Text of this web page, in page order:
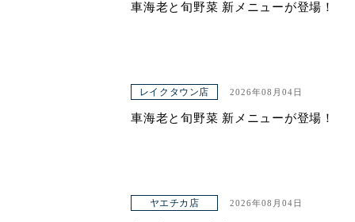
青山本店
与野店
車海老と旬野菜 新メニューが登場！
レイクタウン店 2026年08月04日
車海老と旬野菜 新メニューが登場！
ヤエチカ店 2026年08月04日